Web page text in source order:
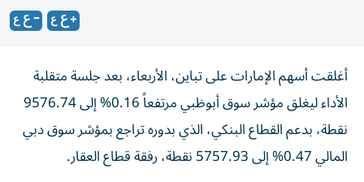
أغلقت أسهم الإمارات على تباين، الأربعاء، بعد جلسة متقلبة
الأداء ليغلق مؤشر سوق أبوظبي مرتفعاً 0.16% إلى 9576.74
نقطة، بدعم القطاع البنكي، الذي بدوره تراجع بمؤشر سوق دبي
المالي 0.47% إلى 5757.93 نقطة، رفقة قطاع العقار.